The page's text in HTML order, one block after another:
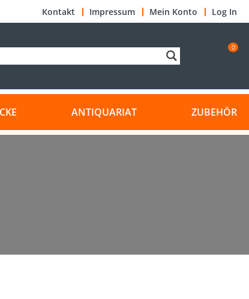
Kontakt Impressum Mein Konto Log In
0
ANTIQUARIAT ZUBEHÖR